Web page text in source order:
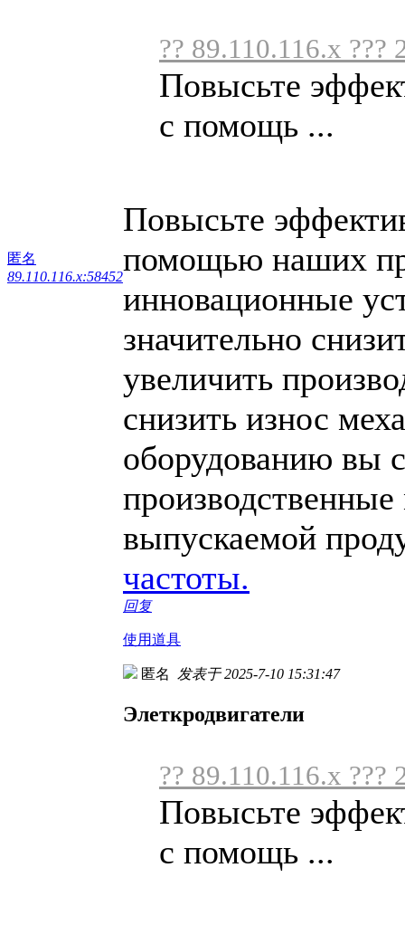
匿名
89.110.116.x:58452
?? 89.110.116.x ???
Повысьте
с помощь ...
Повысьте
помощью наших
инновационные
значительно
увеличить
снизить износ
оборудованию вы
выпускаемой
частоты.
回复
使用道具
匿名 发表于 2025-7-10 15:31:47
Элеткродвигатели
?? 89.110.116.x ???
Повысьте
с помощь ...